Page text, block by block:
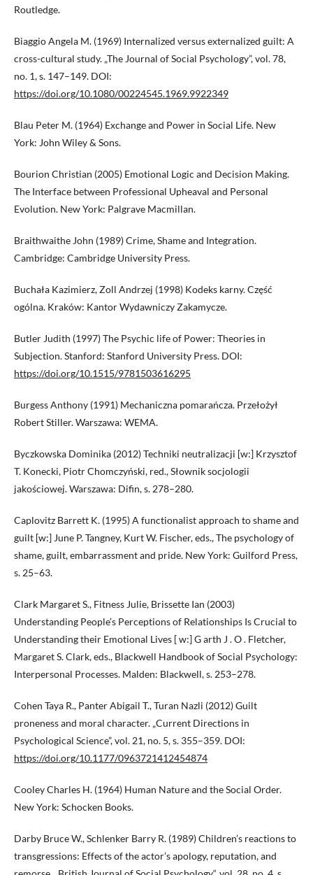
Routledge.
Biaggio Angela M. (1969) Internalized versus externalized guilt: A
cross-cultural study. „The Journal of Social Psychology”, vol. 78,
no. 1, s. 147–149. DOI:
https://doi.org/10.1080/00224545.1969.9922349
Blau Peter M. (1964) Exchange and Power in Social Life. New
York: John Wiley & Sons.
Bourion Christian (2005) Emotional Logic and Decision Making.
The Interface between Professional Upheaval and Personal
Evolution. New York: Palgrave Macmillan.
Braithwaithe John (1989) Crime, Shame and Integration.
Cambridge: Cambridge University Press.
Buchała Kazimierz, Zoll Andrzej (1998) Kodeks karny. Część
ogólna. Kraków: Kantor Wydawniczy Zakamycze.
Butler Judith (1997) The Psychic life of Power: Theories in
Subjection. Stanford: Stanford University Press. DOI:
https://doi.org/10.1515/9781503616295
Burgess Anthony (1991) Mechaniczna pomarańcza. Przełożył
Robert Stiller. Warszawa: WEMA.
Byczkowska Dominika (2012) Techniki neutralizacji [w:] Krzysztof
T. Konecki, Piotr Chomczyński, red., Słownik socjologii
jakościowej. Warszawa: Difin, s. 278–280.
Caplovitz Barrett K. (1995) A functionalist approach to shame and
guilt [w:] June P. Tangney, Kurt W. Fischer, eds., The psychology of
shame, guilt, embarrassment and pride. New York: Guilford Press,
s. 25–63.
Clark Margaret S., Fitness Julie, Brissette Ian (2003)
Understanding People’s Perceptions of Relationships Is Crucial to
Understanding their Emotional Lives [ w:] G arth J . O . Fletcher,
Margaret S. Clark, eds., Blackwell Handbook of Social Psychology:
Interpersonal Processes. Malden: Blackwell, s. 253–278.
Cohen Taya R., Panter Abigail T., Turan Nazli (2012) Guilt
proneness and moral character. „Current Directions in
Psychological Science”, vol. 21, no. 5, s. 355–359. DOI:
https://doi.org/10.1177/0963721412454874
Cooley Charles H. (1964) Human Nature and the Social Order.
New York: Schocken Books.
Darby Bruce W., Schlenker Barry R. (1989) Children’s reactions to
transgressions: Effects of the actor’s apology, reputation, and